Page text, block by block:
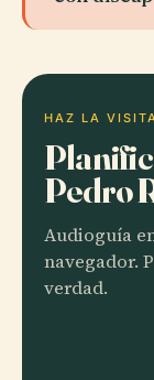
HAZ LA
Pedro
Audioguía
navegador.
verdad.